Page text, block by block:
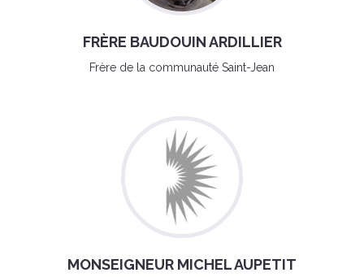
FRÈRE BAUDOUIN ARDILLIER
Frère de la communauté Saint-Jean
MONSEIGNEUR MICHEL AUPETIT